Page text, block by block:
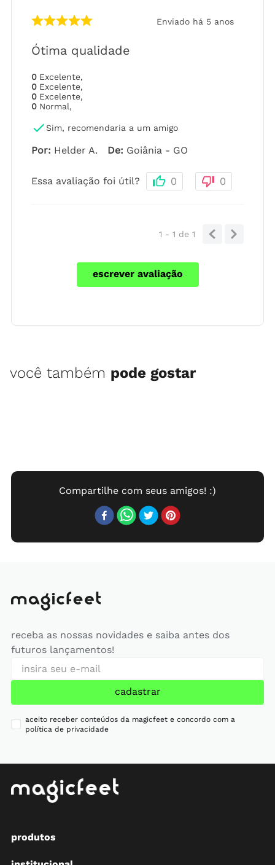
Enviado há 5 anos
Ótima qualidade
0 Excelente,
0 Excelente,
0 Excelente,
0 Normal,
Sim, recomendaria a um amigo
Por: Helder A. De: Goiânia - GO
Essa avaliação foi útil? 0 0
1 - 1 de 1
escrever avaliação
você também pode gostar
receba as nossas novidades e saiba antes dos
futuros lançamentos!
cadastrar
aceito receber conteúdos da magicfeet e concordo com a
política de privacidade
produtos